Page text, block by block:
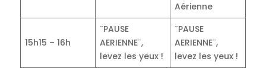
Aérienne
15h15 – 16h
¨PAUSE
AERIENNE¨,
levez les yeux !
¨PAUSE
AERIENNE¨,
levez les yeux !